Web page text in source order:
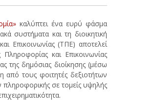
καλύπτει ένα ευρύ φάσμα
συστήματα και τη διοικητική
Επικοινωνίας (ΤΠΕ) αποτελεί
και Επικοινωνίας
της δημόσιας διοίκησης (μέσω
τους φοιτητές δεξιοτήτων
σε τομείς υψηλής